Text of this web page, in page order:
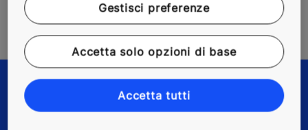
Gestisci preferenze
Accetta solo opzioni di base
Accetta tutti